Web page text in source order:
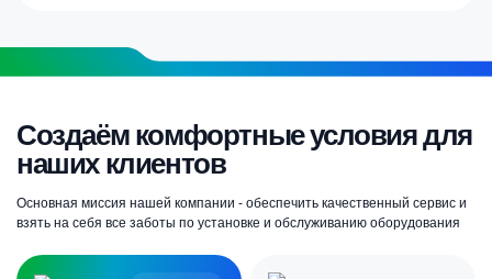
Создаём комфортные условия для
наших клиентов
Основная миссия нашей компании - обеспечить качественный сервис и
взять на себя все заботы по установке и обслуживанию оборудования